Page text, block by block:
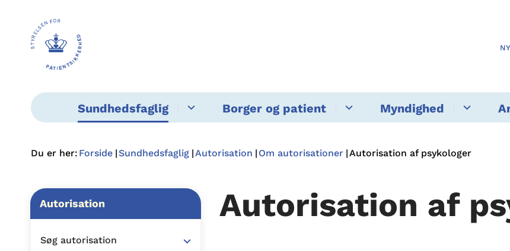
Sundhedsfaglig Borger og patient Myndighed
Du er her: Forside Sundhedsfaglig Autorisation Om autorisationer Autorisation af psykologer
Autorisation
Søg autorisation
Autorisation af